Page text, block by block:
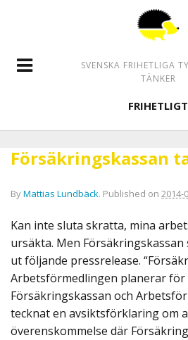
SVENSKA FRIHETLIGA
TÄNKER
FRIHETLIGT
Försäkringskassan
ByMattias Lundbäck. Published on 2014-
Kan inte sluta skratta, mina
ursäkta. Men Försäkringskassan
ut följande pressrelease.
Arbetsförmedlingen planerar för
Försäkringskassan och
tecknat en avsiktsförklaring om
överenskommelse där